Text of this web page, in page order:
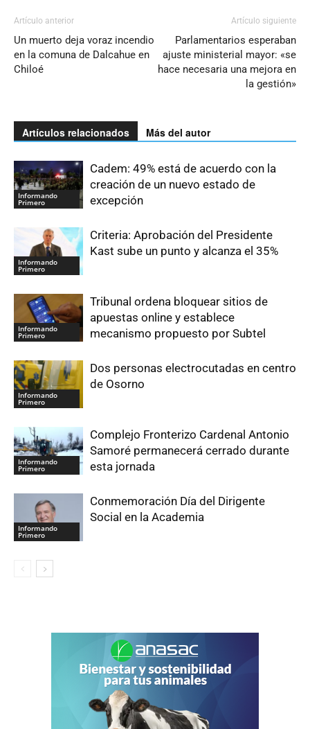
Artículo anterior
Un muerto deja voraz incendio
en la comuna de Dalcahue en
Chiloé
Artículo siguiente
Parlamentarios esperaban
ajuste ministerial mayor: «se
hace necesaria una mejora en
la gestión»
Artículos relacionados Más del autor
Informando
Primero
Cadem: 49% está de acuerdo con la
creación de un nuevo estado de
excepción
Informando
Primero
Criteria: Aprobación del Presidente
Kast sube un punto y alcanza el 35%
Informando
Primero
Tribunal ordena bloquear sitios de
apuestas online y establece
mecanismo propuesto por Subtel
Informando
Primero
Dos personas electrocutadas en centro
de Osorno
Informando
Primero
Complejo Fronterizo Cardenal Antonio
Samoré permanecerá cerrado durante
esta jornada
Informando
Primero
Conmemoración Día del Dirigente
Social en la Academia